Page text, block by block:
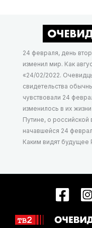
24 февраля, день
изменил мир. Как
«24/02/2022.
свидетельства
чувствовали 24
изменилось в их
Путине, о российской
начавшейся 24
Каким видят будущее